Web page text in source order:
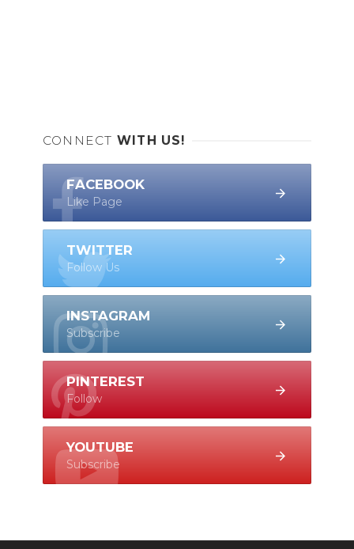
CONNECT WITH US!
FACEBOOK
Like Page
TWITTER
Follow Us
INSTAGRAM
Subscribe
PINTEREST
Follow
YOUTUBE
Subscribe